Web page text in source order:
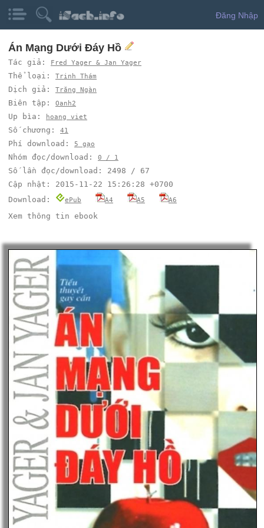
Đăng Nhập
Án Mạng Dưới Đáy Hồ
Tác giả: Fred Yager & Jan Yager
Thể loại: Trinh Thám
Dịch giả: Trăng Ngàn
Biên tập: Oanh2
Up bìa: hoang viet
Số chương: 41
Phí download: 5 gạo
Nhóm đọc/download: 0 / 1
Số lần đọc/download: 2498 / 67
Cập nhật: 2015-11-22 15:26:28 +0700
Download:
ePub A4 A5 A6
Xem thông tin ebook